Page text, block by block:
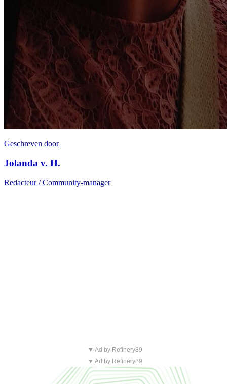
Geschreven door
Jolanda v. H.
Redacteur / Community-manager
▼ Ad by Refinery89
▼ Ad by Refinery89